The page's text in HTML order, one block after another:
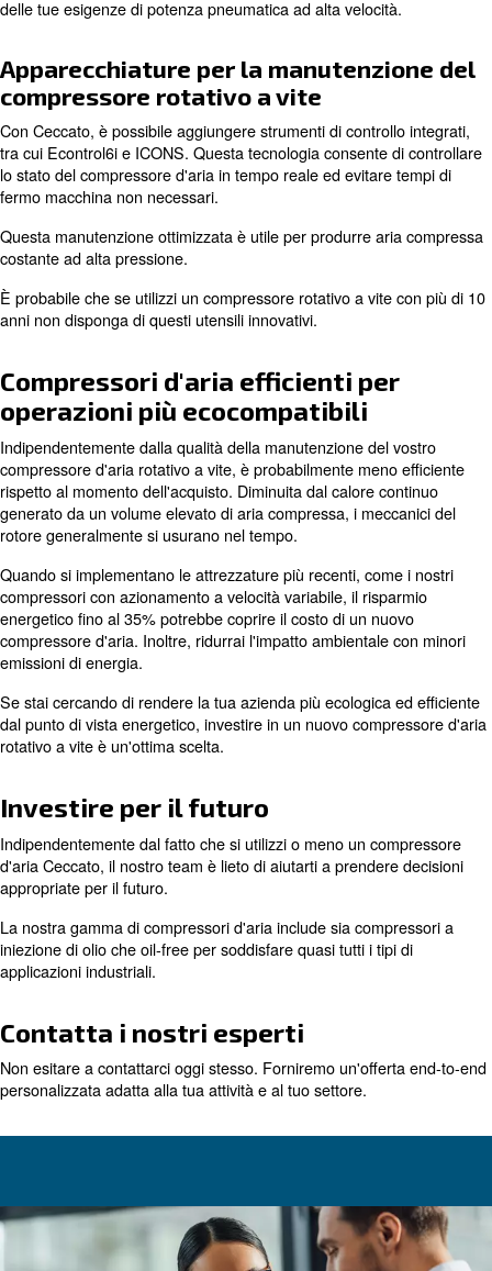
L'analisi delle tue esigenze
In un decennio può succedere di tutto e di più. È
spazio aziendale sia stato ampliato e che sia
una configurazione completamente diversi. Anche se
compressori d'aria è una scelta logica, potrebbe
necessario utilizzare apparecchiature più grandi.
Per risparmiare sui costi di proprietà totali, è importante
l'efficienza per l'applicazione del flusso d'aria. Il nostro
delle tue esigenze di potenza pneumatica ad alta
Apparecchiature per la
compressore rotativo a vite
Con Ceccato, è possibile aggiungere strumenti di
tra cui Econtrol6i e ICONS. Questa tecnologia
lo stato del compressore d'aria in tempo reale ed
fermo macchina non necessari.
Questa manutenzione ottimizzata è utile per produrre
costante ad alta pressione.
È probabile che se utilizzi un compressore rotativo a
anni non disponga di questi utensili innovativi.
operazioni più ecocompatibili
Indipendentemente dalla qualità della manutenzione
compressore d'aria rotativo a vite, è probabilmente
generato da un volume elevato di aria compressa, i
rotore generalmente si usurano nel tempo.
compressori con azionamento a velocità variabile, il
energetico fino al 35% potrebbe coprire il costo di un
compressore d'aria. Inoltre, ridurrai l'impatto
dal punto di vista energetico, investire in un nuovo
rotativo a vite è un'ottima scelta.